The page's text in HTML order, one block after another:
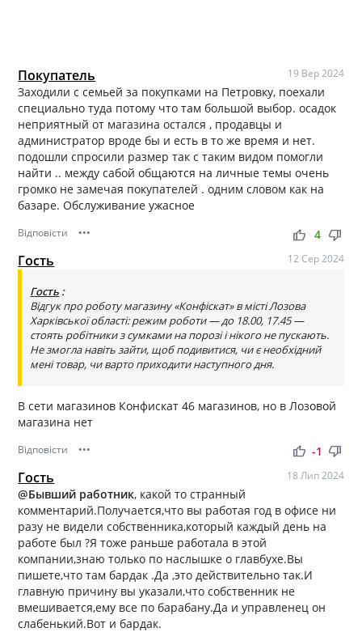
Покупатель 19 Вер 2024
Заходили с семьей за покупками на Петровку, поехали
специально туда потому что там большой выбор. осадок
неприятный от магазина остался , продавцы и
администратор вроде бы и есть в то же время и нет.
подошли спросили размер так с таким видом помогли
найти .. между сабой общаются на личные темы очень
громко не замечая покупателей . одним словом как на
базаре. Обслуживание ужасное
Відповісти ••• thumb_up thumb_down
4
Гость 12 Сер 2024
Гость :
Відгук про роботу магазину «Конфіскат» в місті Лозова
Харківської області: режим роботи — до 18.00, 17.45 —
стоять робітники з сумками на порозі і нікого не пускають.
Не змогла навіть зайти, щоб подивитися, чи є необхідний
мені товар, чи варто приходити наступного дня.
В сети магазинов Конфискат 46 магазинов, но в Лозовой
магазина нет
Відповісти ••• thumb_up thumb_down
-1
Гость 18 Лип 2024
@Бывший работник, какой то странный
комментарий.Получается,что вы работая год в офисе ни
разу не видели собственника,который каждый день на
работе был ?Я тоже раньше работала в этой
компании,знаю только по наслышке о главбухе.Вы
пишете,что там бардак .Да ,это действительно так.И
главную причину вы указали,что собственник не
вмешивается,ему все по барабану.Да и управленец он
слабенький.Вот и бардак.